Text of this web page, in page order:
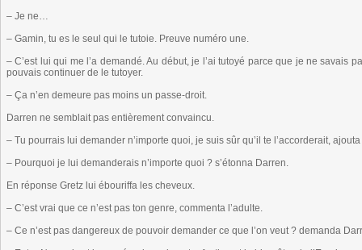
– Je ne…
– Gamin, tu es le seul qui le tutoie. Preuve numéro une.
– C’est lui qui me l’a demandé. Au début, je l’ai tutoyé parce que je ne savais
pouvais continuer de le tutoyer.
– Ça n’en demeure pas moins un passe-droit.
Darren ne semblait pas entièrement convaincu.
– Tu pourrais lui demander n’importe quoi, je suis sûr qu’il te l’accorderait, ajouta
– Pourquoi je lui demanderais n’importe quoi ? s’étonna Darren.
En réponse Gretz lui ébouriffa les cheveux.
– C’est vrai que ce n’est pas ton genre, commenta l’adulte.
– Ce n’est pas dangereux de pouvoir demander ce que l’on veut ? demanda